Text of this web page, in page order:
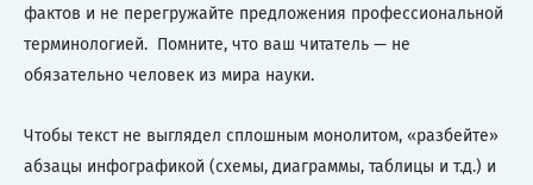
фактов и не перегружайте предложения профессиональной
терминологией. Помните, что ваш читатель — не
обязательно человек из мира науки.
Чтобы текст не выглядел сплошным монолитом, «разбейте»
абзацы инфографикой (схемы, диаграммы, таблицы и т.д.) и